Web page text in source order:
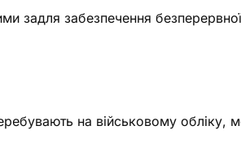
задля забезпечення
на військовому обліку,